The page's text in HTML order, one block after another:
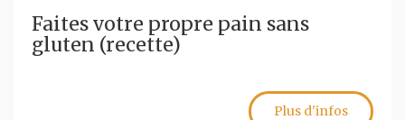
Faites votre propre pain sans
gluten (recette)
Plus d'infos